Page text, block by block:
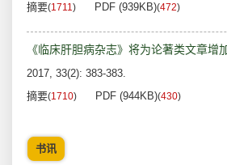
摘要(1711) PDF (939KB)(472)
《临床肝胆病杂志》将为论著类文章增
2017, 33(2): 383-383.
摘要(1710) PDF (944KB)(430)
书讯